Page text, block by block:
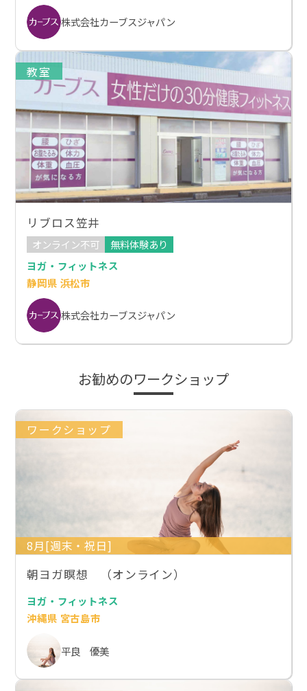
株式会社カーブスジャパン
教室
リブロス笠井
オンライン不可
無料体験あり
ヨガ・フィットネス
静岡県 浜松市
株式会社カーブスジャパン
お勧めのワークショップ
ワークショップ
8月[週末・祝日]
朝ヨガ瞑想 （オンライン）
ヨガ・フィットネス
沖縄県 宮古島市
平良 優美